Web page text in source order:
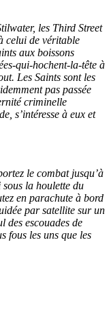
les Third Street
celui de véritable
aux boissons
qui-hochent-la-tête à
Les Saints sont les
pas passée
criminelle
s’intéresse à eux et
le combat jusqu’à
la houlette du
en parachute à bord
par satellite sur un
des escouades de
fous les uns que les